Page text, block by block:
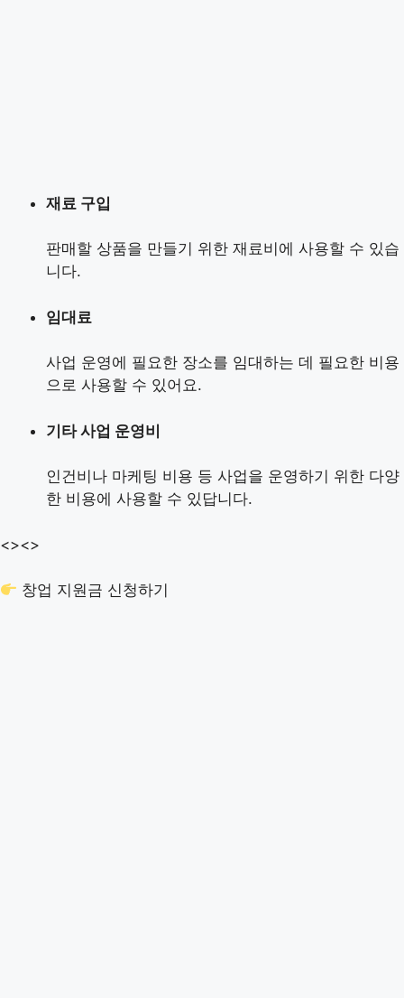
재료 구입
판매할 상품을 만들기 위한 재료비에 사용할 수 있습
니다.
임대료
사업 운영에 필요한 장소를 임대하는 데 필요한 비용
으로 사용할 수 있어요.
기타 사업 운영비
인건비나 마케팅 비용 등 사업을 운영하기 위한 다양
한 비용에 사용할 수 있답니다.
<><>
창업 지원금 신청하기